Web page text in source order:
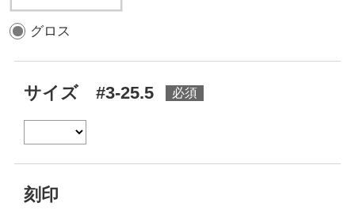
グロス
サイズ #3-25.5
刻印